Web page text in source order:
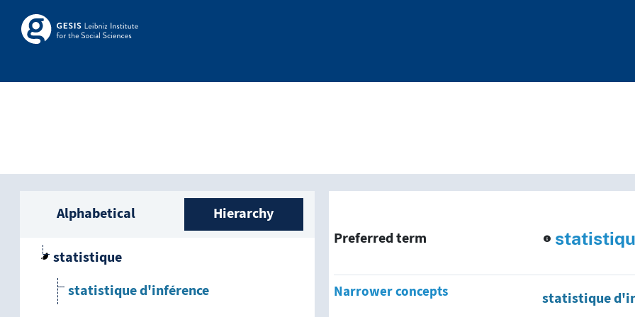
Skip to main
Skosmos
Sidebar listing: list and traverse vocabulary
Alphabetical Hierarchy
statistique
statistique d'inférence
Preferred term
Narrower concepts
statistique